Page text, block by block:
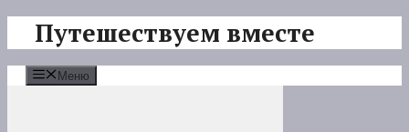
ПерейтиПутешествуем вместе
Меню